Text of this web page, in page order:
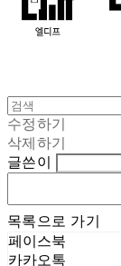
수정하기
삭제하기
글쓴이
목록으로 가기
페이스북
카카오톡